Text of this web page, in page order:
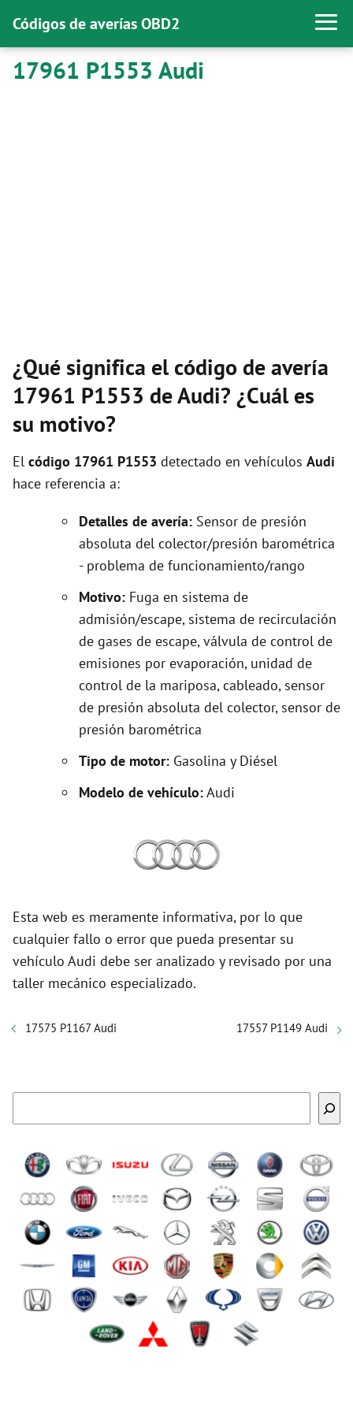
Códigos de averías OBD2
17961 P1553 Audi
¿Qué significa el código de avería
17961 P1553 de Audi? ¿Cuál es
su motivo?
El código 17961 P1553 detectado en vehículos Audi
hace referencia a:
Detalles de avería: Sensor de presión
absoluta del colector/presión barométrica
- problema de funcionamiento/rango
Motivo: Fuga en sistema de
admisión/escape, sistema de recirculación
de gases de escape, válvula de control de
emisiones por evaporación, unidad de
control de la mariposa, cableado, sensor
de presión absoluta del colector, sensor de
presión barométrica
Tipo de motor: Gasolina y Diésel
Modelo de vehículo:Audi
Esta web es meramente informativa, por lo que
cualquier fallo o error que pueda presentar su
vehículo Audi debe ser analizado y revisado por una
taller mecánico especializado.
17575 P1167 Audi 17557 P1149 Audi